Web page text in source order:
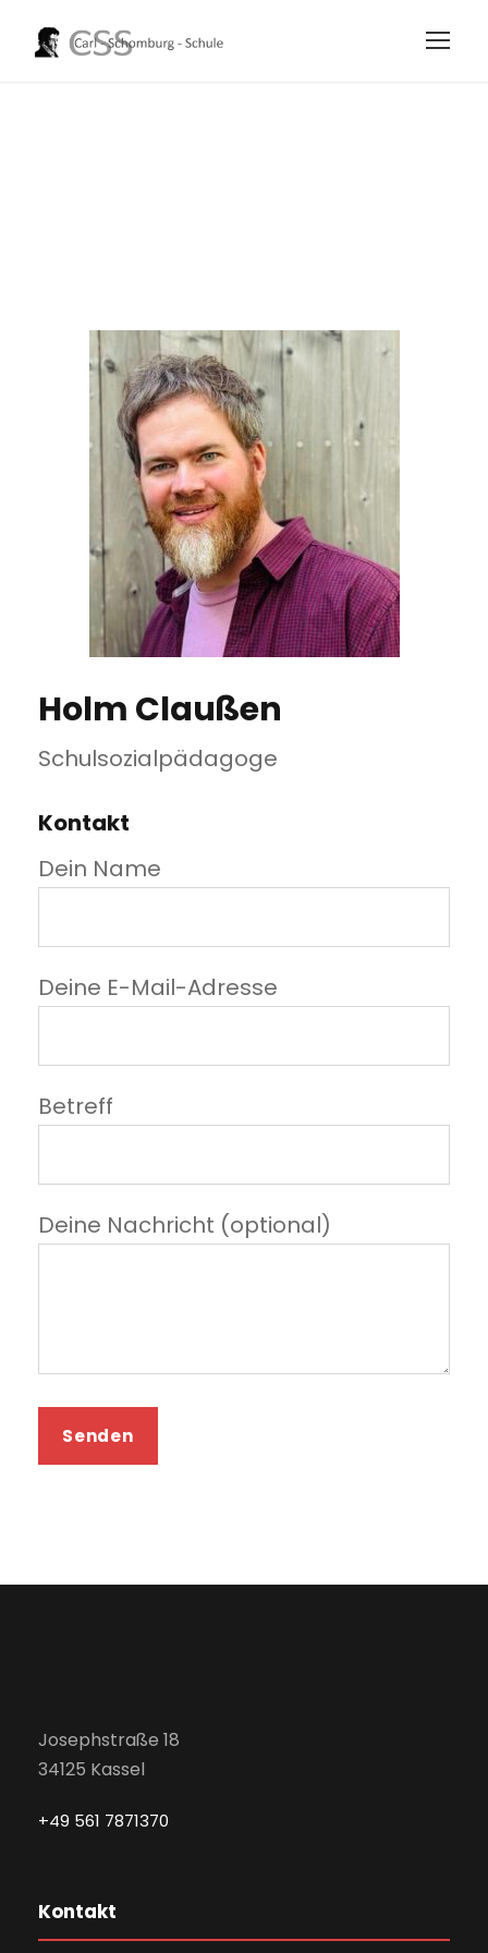
Holm Claußen
Schulsozialpädagoge
Kontakt
Dein Name
Deine E-Mail-Adresse
Betreff
Deine Nachricht (optional)
Josephstraße 18
34125 Kassel
+49 561 7871370
Kontakt